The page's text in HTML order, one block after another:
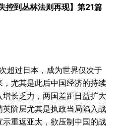
控到丛林法则再现】第21篇
超过日本，成为世界仅次于
尤其是此后中国经济的持续
长乏力，两国差距日益扩大
阶层尤其是执政当局陷入战
重返亚太，欲压制中国的战